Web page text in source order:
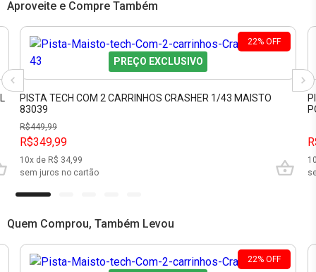
Aproveite e Compre Também
22% OFF
PREÇO EXCLUSIVO
PISTA TECH COM 2 CARRINHOS CRASHER 1/43 MAISTO
83039
R$449,99
R$349,99
10x de R$ 34,99
sem juros no cartão
Quem Comprou, Também Levou
22% OFF